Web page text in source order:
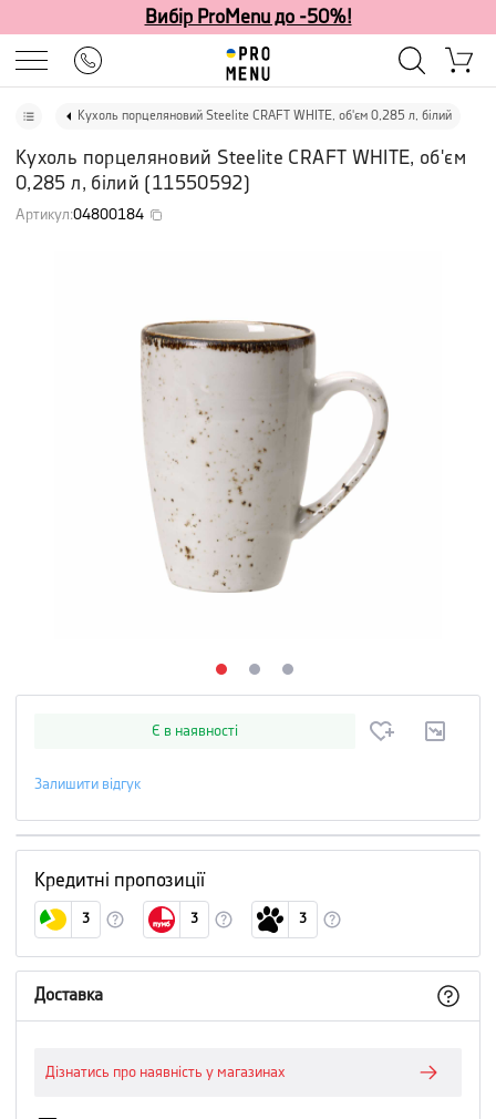
Вибір ProMenu до -50%!
Кухоль порцеляновий Steelite CRAFT WHITE, об'єм 0,285 л, білий
Кухоль порцеляновий Steelite CRAFT WHITE, об'єм
0,285 л, білий (11550592)
Артикул:04800184
Є в наявності
Залишити відгук
Кредитні пропозиції
3 3 3
Доставка
Дізнатись про наявність у магазинах